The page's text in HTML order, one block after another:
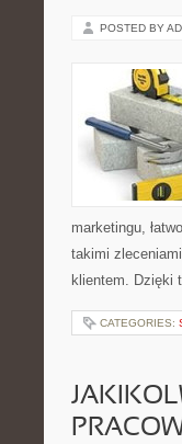
POSTED BY
marketingu,
takimi
klientem. Dzięki
CATEGORIES: